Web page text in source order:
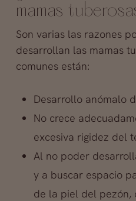
mamas
Son varias las razones
desarrollan las mamas
comunes están:
Desarrollo anómalo
No crece
excesiva rigidez del
Al no poder
y a buscar espacio
de la piel del pezón,